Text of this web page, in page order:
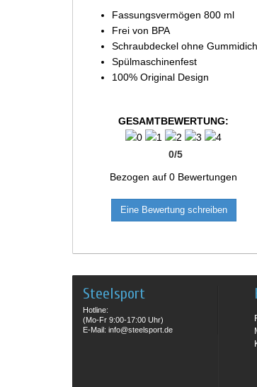
Fassungsvermögen 800 ml
Frei von BPA
Schraubdeckel ohne
Spülmaschinenfest
100% Original Design
GESAMTBEWERTUNG:
0/5
Bezogen auf0 Bewertungen
Eine Bewertung schreiben
Steelsport
Hotline:
(Mo-Fr 9:00-17:00 Uhr)
E-Mail: info@steelsport.de